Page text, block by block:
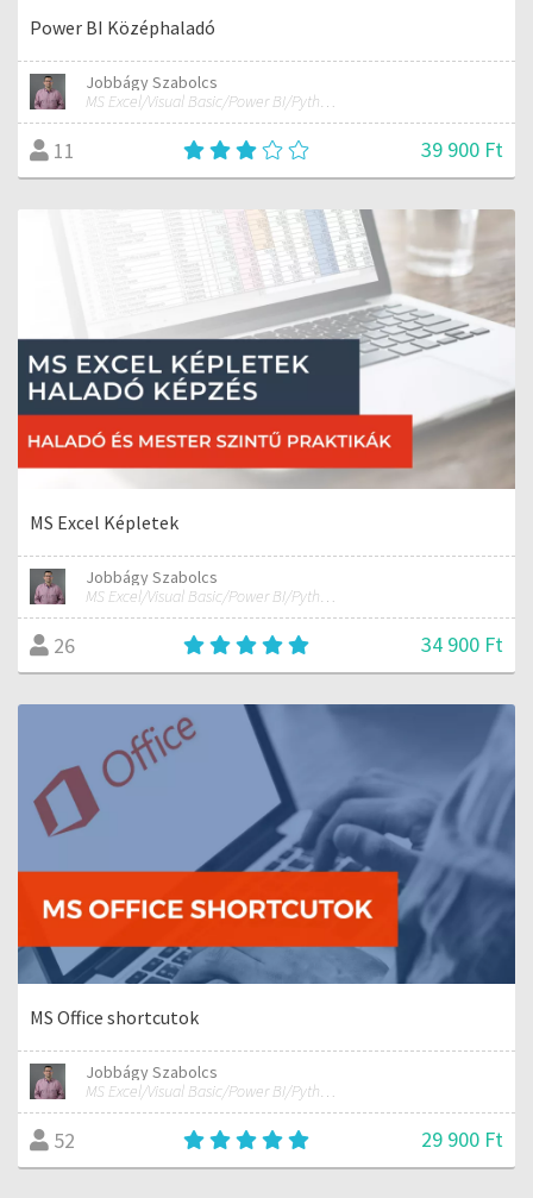
Power BI Középhaladó
Jobbágy Szabolcs
MS Excel/Visual Basic/Power BI/Python adatelemzési szakértő
11 39 900 Ft
MS Excel Képletek
Jobbágy Szabolcs
MS Excel/Visual Basic/Power BI/Python adatelemzési szakértő
26 34 900 Ft
MS Office shortcutok
Jobbágy Szabolcs
MS Excel/Visual Basic/Power BI/Python adatelemzési szakértő
52 29 900 Ft